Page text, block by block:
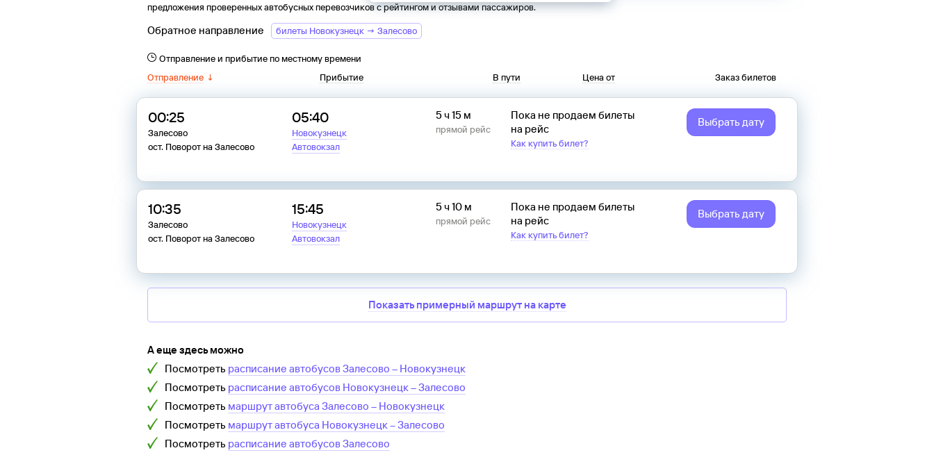
предложения проверенных автобусных перевозчиков с рейтингом и отзывами пассажиров.
Обратное направление билеты Новокузнецк → Залесово
Отправление и прибытие по местному времени
Отправление ↓ Прибытие В пути Цена от Заказ билетов
00:25
Залесово
ост. Поворот на Залесово
05:40
Новокузнецк
Автовокзал
5 ч 15 м
прямой рейс
Пока не продаем билеты
на рейс
Как купить билет?
Выбрать дату
10:35
Залесово
ост. Поворот на Залесово
15:45
Новокузнецк
Автовокзал
5 ч 10 м
прямой рейс
Пока не продаем билеты
на рейс
Как купить билет?
Выбрать дату
Показать примерный маршрут на карте
А еще здесь можно
Посмотреть расписание автобусовЗалесово – Новокузнецк
Посмотреть расписание автобусов Новокузнецк–Залесово
Посмотреть маршрут автобуса Залесово – Новокузнецк
Посмотреть маршрут автобуса Новокузнецк–Залесово
Посмотреть расписание автобусовЗалесово